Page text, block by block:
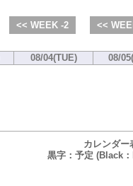
<< WEEK -2 <<
08/04(TUE) 08/
カレンダー
黒字：予定 (Black